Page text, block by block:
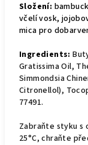
Složení:
včelí vosk,
mica pro
Ingredients:
Gratissima Oil,
Simmondsia
Citronellol),
77491.
Zabraňte styku s
25°C, chraňte